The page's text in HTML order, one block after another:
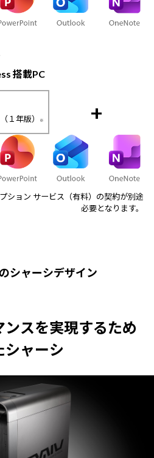
搭載PC
１年版）
※ +
ション サービス（有料）の契約が別途
必要となります。
シャーシデザイン
スを実現するため
シャーシ